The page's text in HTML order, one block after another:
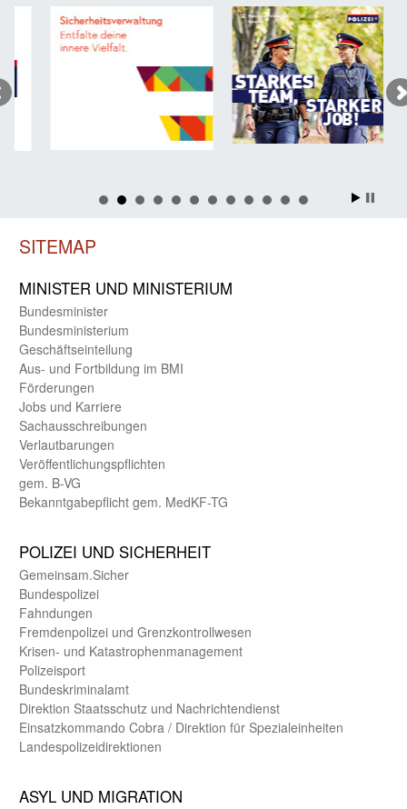
SITEMAP
MINISTER UND MINIST­ERIUM
Bundes­minister
Bundes­ministerium
Geschäfts­einteilung
Aus- und Fortbildung im BMI
Förderungen
Jobs und Karriere
Sachaus­schreibungen
Verlautbarungen
Veröffentlichungspflichten
gem. B-VG
Bekanntgabepflicht gem. MedKF-TG
POLIZEI UND SICHER­HEIT
Gemein­sam.Sicher
Bundes­polizei
Fahndungen
Fremdenpolizei und Grenzkontrollwesen
Krisen- und Katastrophen­management
Polizeisport
Bundes­kriminal­amt
Direktion Staats­schutz und Nach­richten­dienst
Einsatz­kommando Cobra / Direktion für Spezialeinheiten
Landes­polizei­direk­tionen
ASYL UND MIGRA­TION